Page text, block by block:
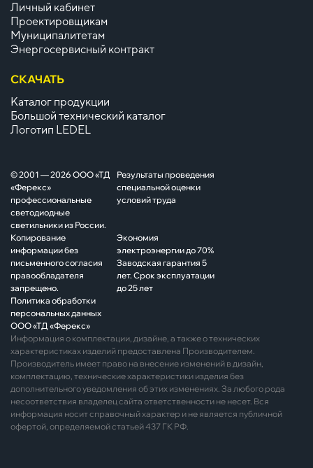
Личный кабинет
Проектировщикам
Муниципалитетам
Энергосервисный контракт
СКАЧАТЬ
Каталог продукции
Большой технический каталог
Логотип LEDEL
© 2001 — 2026 ООО «ТД
«Ферекс»
профессиональные
светодиодные
светильники из России.
Результаты проведения
специальной оценки
условий труда
Копирование
информации без
письменного согласия
правообладателя
запрещено.
Экономия
электроэнергии до 70%
Заводская гарантия 5
лет. Срок эксплуатации
до 25 лет
Политика обработки
персональных данных
ООО «ТД «Ферекс»
Информация о комплектации, дизайне, а также о технических
характеристиках изделий предоставлена Производителем.
Производитель имеет право на внесение изменений в дизайн,
комплектацию, технические характеристики изделия без
дополнительного уведомления об этих изменениях. За любого рода
несоответствия владелец сайта ответственности не несет. Вся
информация носит справочный характер и не является публичной
офертой, определяемой статьей 437 ГК РФ.